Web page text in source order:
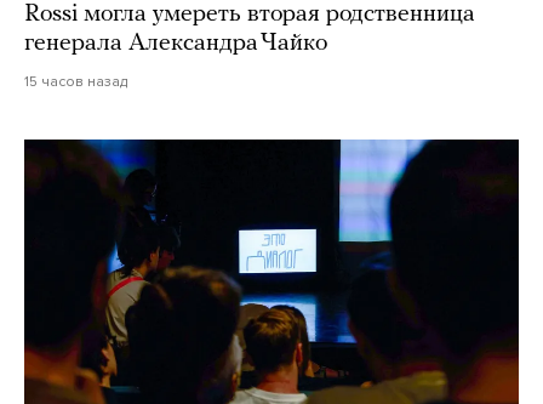
Rossi могла умереть вторая родственница
генерала Александра Чайко
15 часов назад